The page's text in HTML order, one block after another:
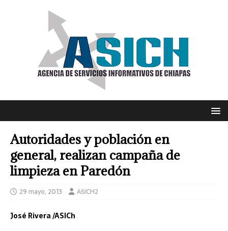
Autoridades y población en
general, realizan campaña de
limpieza en Paredón
29 mayo, 2013 ASICH2
José Rivera /ASICh